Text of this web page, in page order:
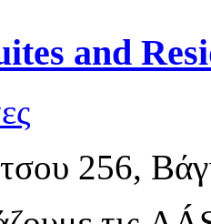
and
256,